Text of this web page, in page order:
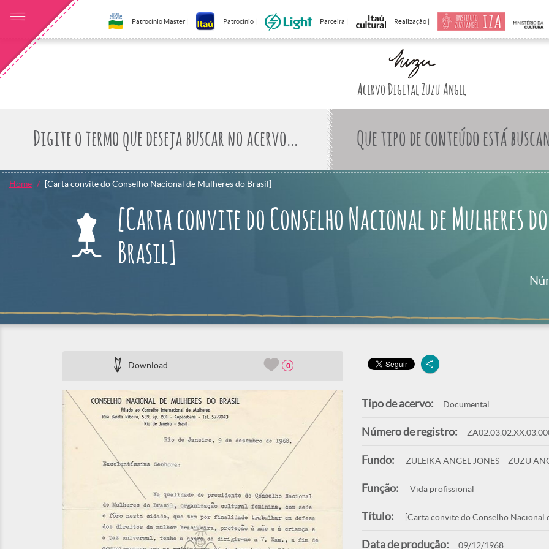
Patrocínio Master | Patrocínio | Parceira | Realização |
Acervo Digital Zuzu Angel
Que tipo de conteúdo está
Home [Carta convite do Conselho Nacional de Mulheres do Brasil]
[Carta convite do Conselho Nacional de Mulheres do
Brasil]
Download 0
Tipo de acervo: Documental
Número de registro:
Fundo: ZULEIKA ANGEL JONES – ZUZU
Função: Vida profissional
Título: [Carta convite do Conselho Nacional
Data de produção: 09/12/1968